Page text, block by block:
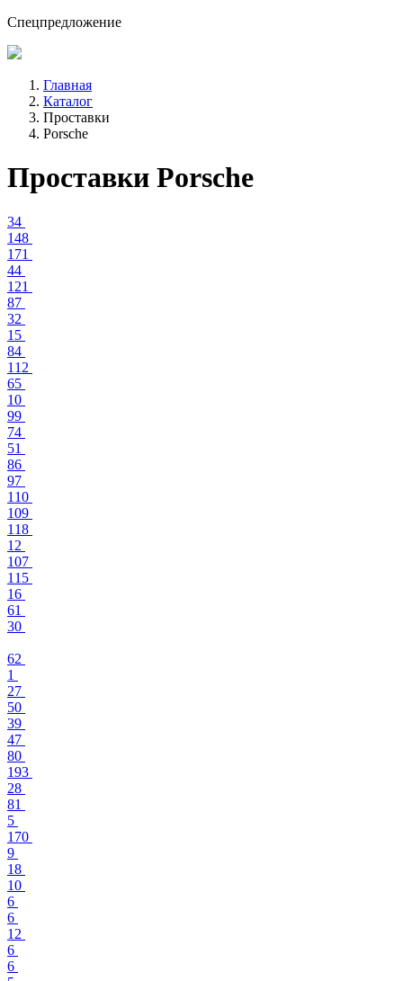
Спецпредложение
Главная
Каталог
Проставки
Porsche
Проставки Porsche
34
148
171
44
121
87
32
15
84
112
65
10
99
74
51
86
97
110
109
118
12
107
115
16
61
30
62
1
27
50
39
47
80
193
28
81
5
170
9
18
10
6
6
12
6
6